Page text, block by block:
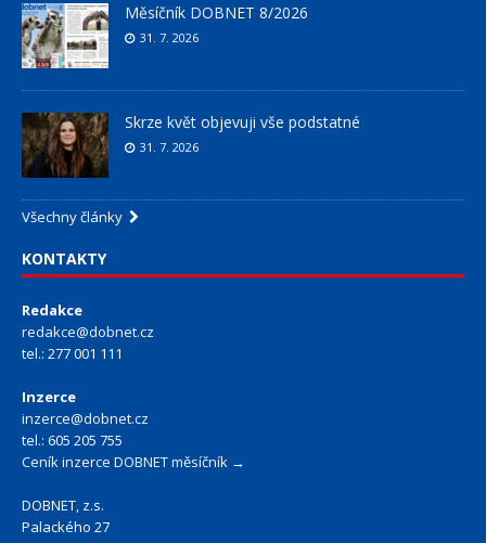
Měsíčník DOBNET 8/2026
31. 7. 2026
Skrze květ objevuji vše podstatné
31. 7. 2026
Všechny články
KONTAKTY
Redakce
redakce@dobnet.cz
tel.: 277 001 111
Inzerce
inzerce@dobnet.cz
tel.: 605 205 755
Ceník inzerce DOBNET měsíčník →
DOBNET, z.s.
Palackého 27